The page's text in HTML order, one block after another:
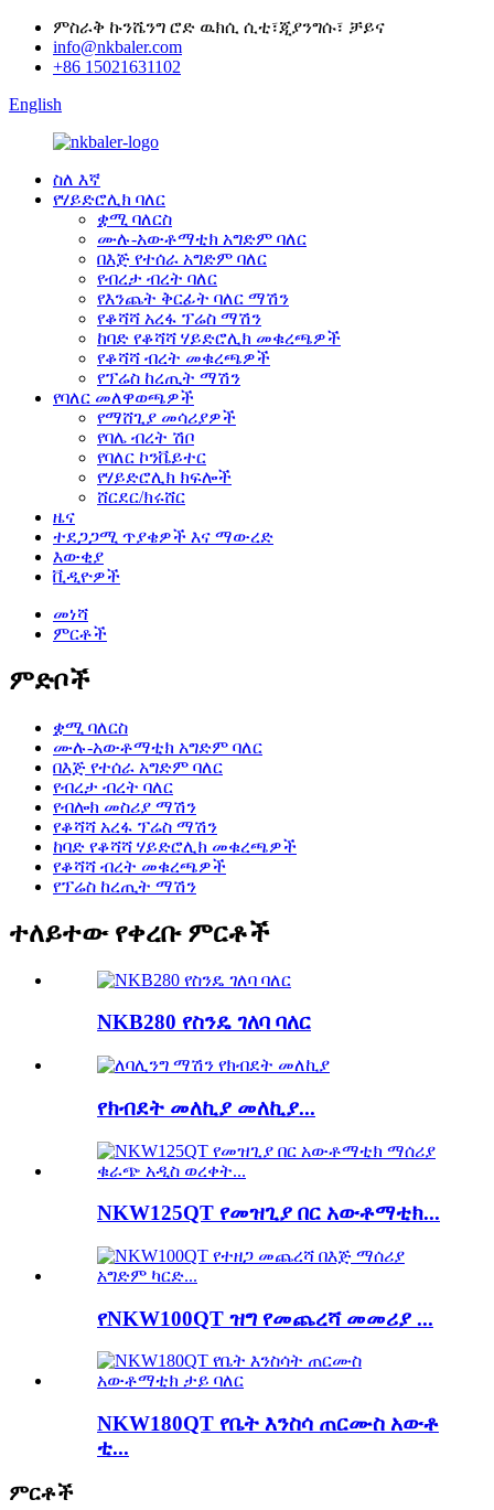
ምስራቅ ኩንሼንግ ሮድ ዉክሲ ሲቲ፣ጂያንግሱ፣ ቻይና
info@nkbaler.com
+86 15021631102
English
ስለ እኛ
የሃይድሮሊክ ባለር
ቋሚ ባለርስ
ሙሉ-አውቶማቲክ አግድም ባለር
በእጅ የተሰራ አግድም ባለር
የብረታ ብረት ባለር
የእንጨት ቅርፊት ባለር ማሽን
የቆሻሻ አረፋ ፕሬስ ማሽን
ከባድ የቆሻሻ ሃይድሮሊክ መቁረጫዎች
የቆሻሻ ብረት መቁረጫዎች
የፕሬስ ከረጢት ማሽን
የባለር መለዋወጫዎች
የማሸጊያ መሳሪያዎች
የባሌ ብረት ሽቦ
የባለር ኮንቬይተር
የሃይድሮሊክ ክፍሎች
ሸርደር/ክሩሸር
ዜና
ተደጋጋሚ ጥያቄዎች እና ማውረድ
እውቂያ
ቪዲዮዎች
መነሻ
ምርቶች
ምድቦች
ቋሚ ባለርስ
ሙሉ-አውቶማቲክ አግድም ባለር
በእጅ የተሰራ አግድም ባለር
የብረታ ብረት ባለር
የብሎክ መስሪያ ማሽን
የቆሻሻ አረፋ ፕሬስ ማሽን
ከባድ የቆሻሻ ሃይድሮሊክ መቁረጫዎች
የቆሻሻ ብረት መቁረጫዎች
የፕሬስ ከረጢት ማሽን
ተለይተው የቀረቡ ምርቶች
NKB280 የስንዴ ገለባ ባለር
የክብደት መለኪያ መለኪያ...
NKW125QT የመዝጊያ በር አውቶማቲክ...
የNKW100QT ዝግ የመጨረሻ መመሪያ ...
NKW180QT የቤት እንስሳ ጠርሙስ አውቶ
ቲ...
ምርቶች